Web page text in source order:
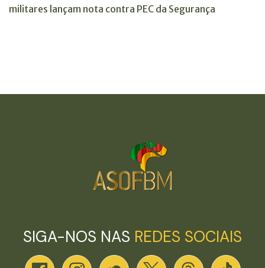
militares lançam nota contra PEC da Segurança
SIGA-NOS NAS REDES SOCIAIS